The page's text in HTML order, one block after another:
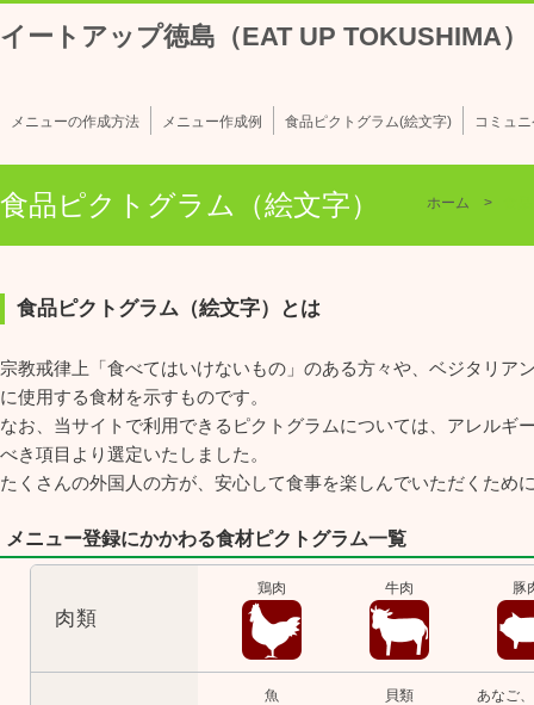
イートアップ徳島（EAT UP TOKUSHIMA）
メニューの作成方法 メニュー作成例 食品ピクトグラム(絵文字) コミュ
食品ピクトグラム（絵文字） ホーム
食品ピクトグラム（絵文字）とは
宗教戒律上「食べてはいけないもの」のある方々や、ベジタリ
に使用する食材を示すものです。
なお、当サイトで利用できるピクトグラムについては、アレル
べき項目より選定いたしました。
たくさんの外国人の方が、安心して食事を楽しんでいただくため
メニュー登録にかかわる食材ピクトグラム一覧
肉類
鶏肉 牛肉 豚
魚 貝類 あなご